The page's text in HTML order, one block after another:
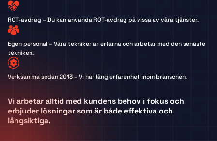
ROT-avdrag – Du kan använda ROT-avdrag på vissa av våra tjänster.
Egen personal – Våra tekniker är erfarna och arbetar med den senaste
tekniken.
Verksamma sedan 2013 – Vi har lång erfarenhet inom branschen.
Vi arbetar alltid med kundens behov i fokus och
erbjuder lösningar som är både effektiva och
långsiktiga.